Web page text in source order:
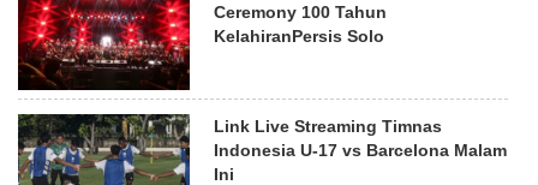
Ceremony 100 Tahun
KelahiranPersis Solo
Link Live Streaming Timnas
Indonesia U-17 vs Barcelona Malam
Ini